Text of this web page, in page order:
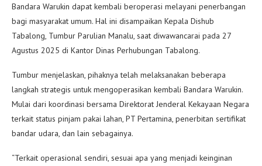
Bandara Warukin dapat kembali beroperasi melayani penerbangan
bagi masyarakat umum. Hal ini disampaikan Kepala Dishub
Tabalong, Tumbur Parulian Manalu, saat diwawancarai pada 27
Agustus 2025 di Kantor Dinas Perhubungan Tabalong.
Tumbur menjelaskan, pihaknya telah melaksanakan beberapa
langkah strategis untuk mengoperasikan kembali Bandara Warukin.
Mulai dari koordinasi bersama Direktorat Jenderal Kekayaan Negara
terkait status pinjam pakai lahan, PT Pertamina, penerbitan sertifikat
bandar udara, dan lain sebagainya.
“Terkait operasional sendiri, sesuai apa yang menjadi keinginan